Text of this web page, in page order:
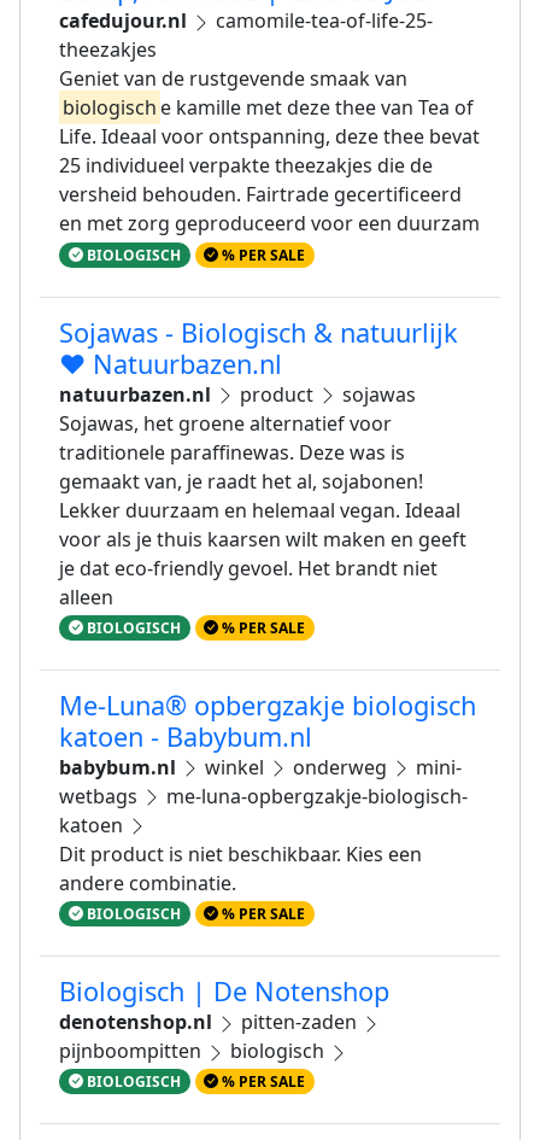
cafedujour.nl
camomile-tea-of-life-25-
theezakjes
Geniet van de rustgevende smaak van
biologisch e kamille met deze thee van Tea of
Life. Ideaal voor ontspanning, deze thee bevat
25 individueel verpakte theezakjes die de
versheid behouden. Fairtrade gecertificeerd
en met zorg geproduceerd voor een duurzam
BIOLOGISCH % PER SALE
Sojawas - Biologisch & natuurlijk
❤️ Natuurbazen.nl
natuurbazen.nl product
sojawas
Sojawas, het groene alternatief voor
traditionele paraffinewas. Deze was is
gemaakt van, je raadt het al, sojabonen!
Lekker duurzaam en helemaal vegan. Ideaal
voor als je thuis kaarsen wilt maken en geeft
je dat eco-friendly gevoel. Het brandt niet
alleen
BIOLOGISCH % PER SALE
Me-Luna® opbergzakje biologisch
katoen - Babybum.nl
babybum.nl winkel onderweg
mini-
wetbags
me-luna-opbergzakje-biologisch-
katoen
Dit product is niet beschikbaar. Kies een
andere combinatie.
BIOLOGISCH % PER SALE
Biologisch | De Notenshop
denotenshop.nl
pitten-zaden
pijnboompitten
biologisch
BIOLOGISCH % PER SALE